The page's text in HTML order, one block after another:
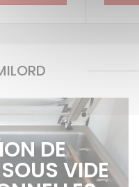
DE
VIDE